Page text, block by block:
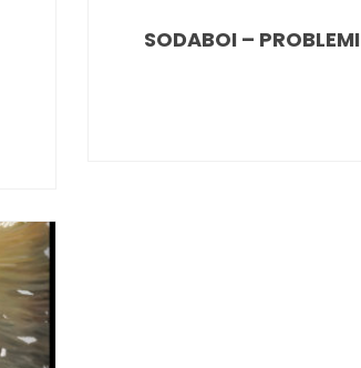
SODABOI – PROBLEMI